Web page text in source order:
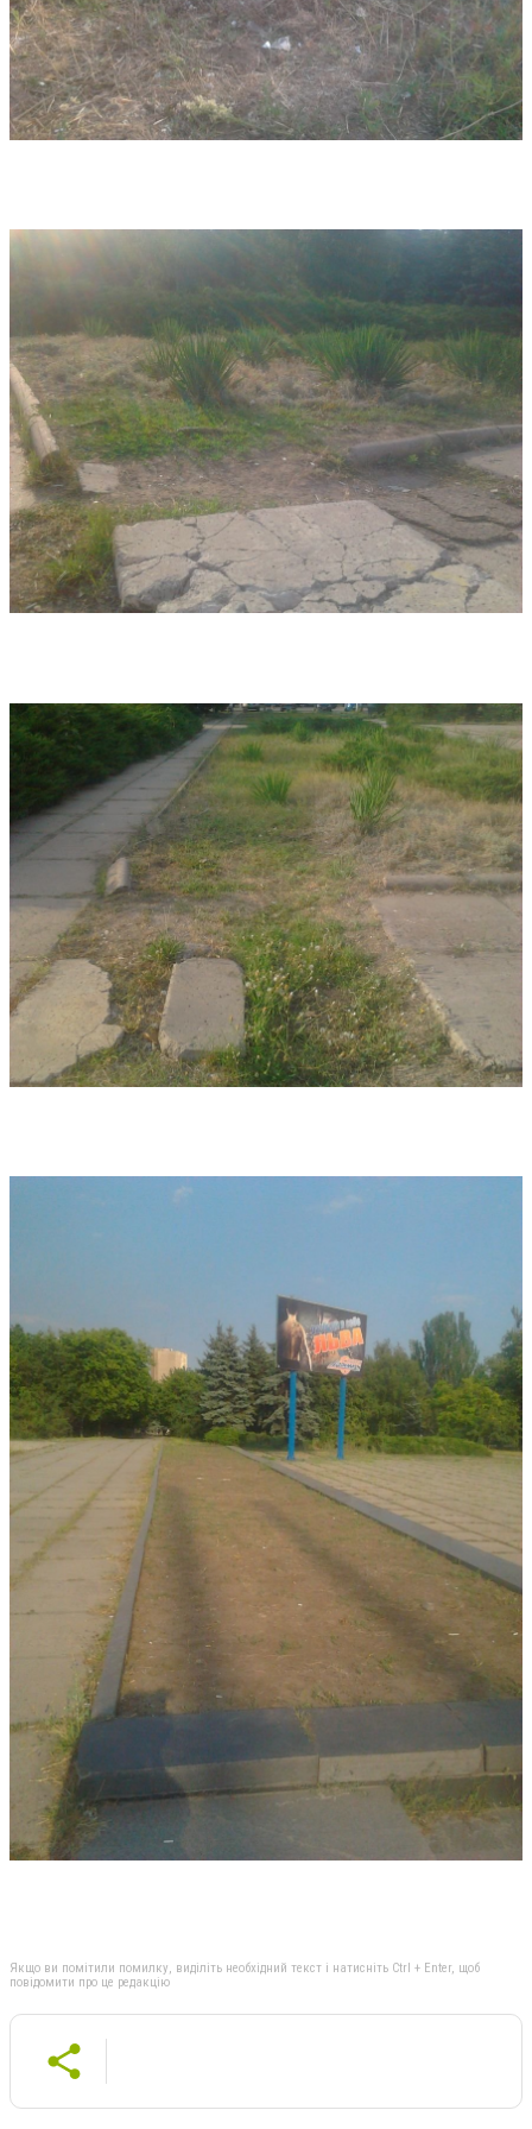
Якщо ви помітили помилку, виділіть необхідний текст і натисніть Ctrl + Enter, щоб
повідомити про це редакцію